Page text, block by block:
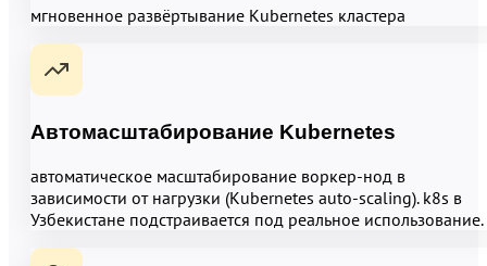
мгновенное развёртывание Kubernetes кластера
Автомасштабирование Kubernetes
автоматическое масштабирование воркер-нод в
зависимости от нагрузки (Kubernetes auto-scaling). k8s в
Узбекистане подстраивается под реальное использование.